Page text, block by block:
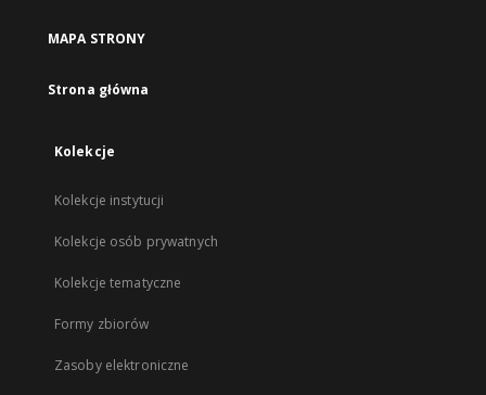
MAPA STRONY
Strona główna
Kolekcje
Kolekcje instytucji
Kolekcje osób prywatnych
Kolekcje tematyczne
Formy zbiorów
Zasoby elektroniczne